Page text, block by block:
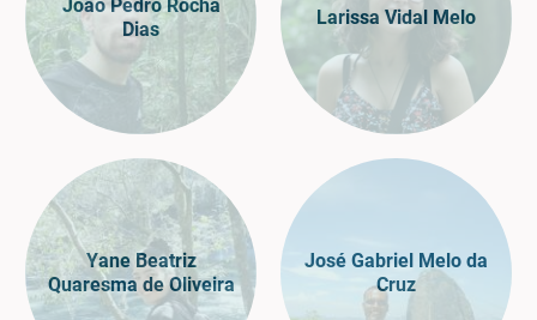
João Pedro Rocha
Dias
Larissa Vidal Melo
Yane Beatriz
Quaresma de Oliveira
José Gabriel Melo da
Cruz